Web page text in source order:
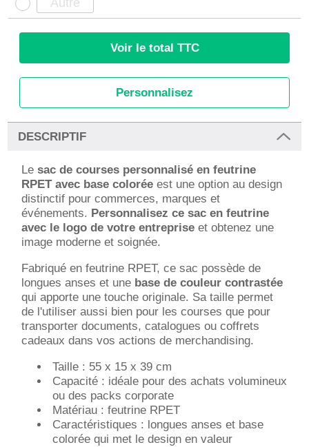
Voir le total TTC
Personnalisez
DESCRIPTIF
Lesac de courses personnalisé en feutrine
RPET avec base colorée est une option au design
distinctif pour commerces, marques et
événements. Personnalisez ce sac en feutrine
avec le logo de votre entreprise et obtenez une
image moderne et soignée.
Fabriqué en feutrine RPET, ce sac possède de
longues anses et une base de couleur contrastée
qui apporte une touche originale. Sa taille permet
de l'utiliser aussi bien pour les courses que pour
transporter documents, catalogues ou coffrets
cadeaux dans vos actions de merchandising.
Taille : 55 x 15 x 39 cm
Capacité : idéale pour des achats volumineux
ou des packs corporate
Matériau : feutrine RPET
Caractéristiques : longues anses et base
colorée qui met le design en valeur